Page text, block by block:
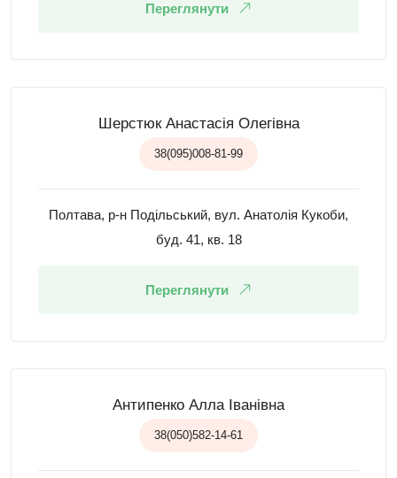
Переглянути
Шерстюк Анастасія Олегівна
38(095)008-81-99
Полтава, р-н Подільський, вул. Анатолія Кукоби,
буд. 41, кв. 18
Переглянути
Антипенко Алла Іванівна
38(050)582-14-61